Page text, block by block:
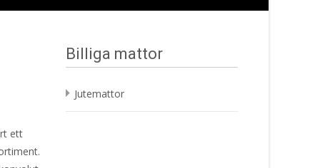
ett
Billiga mattor
Jutemattor